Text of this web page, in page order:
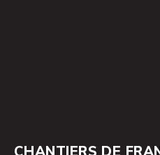
CHANTIERS DE